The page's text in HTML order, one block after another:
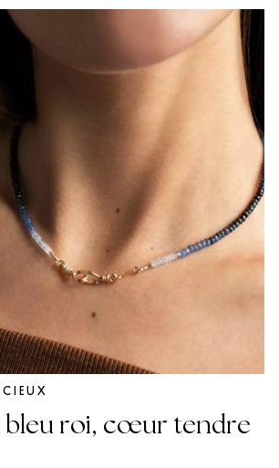
bleu roi, cœur tendre